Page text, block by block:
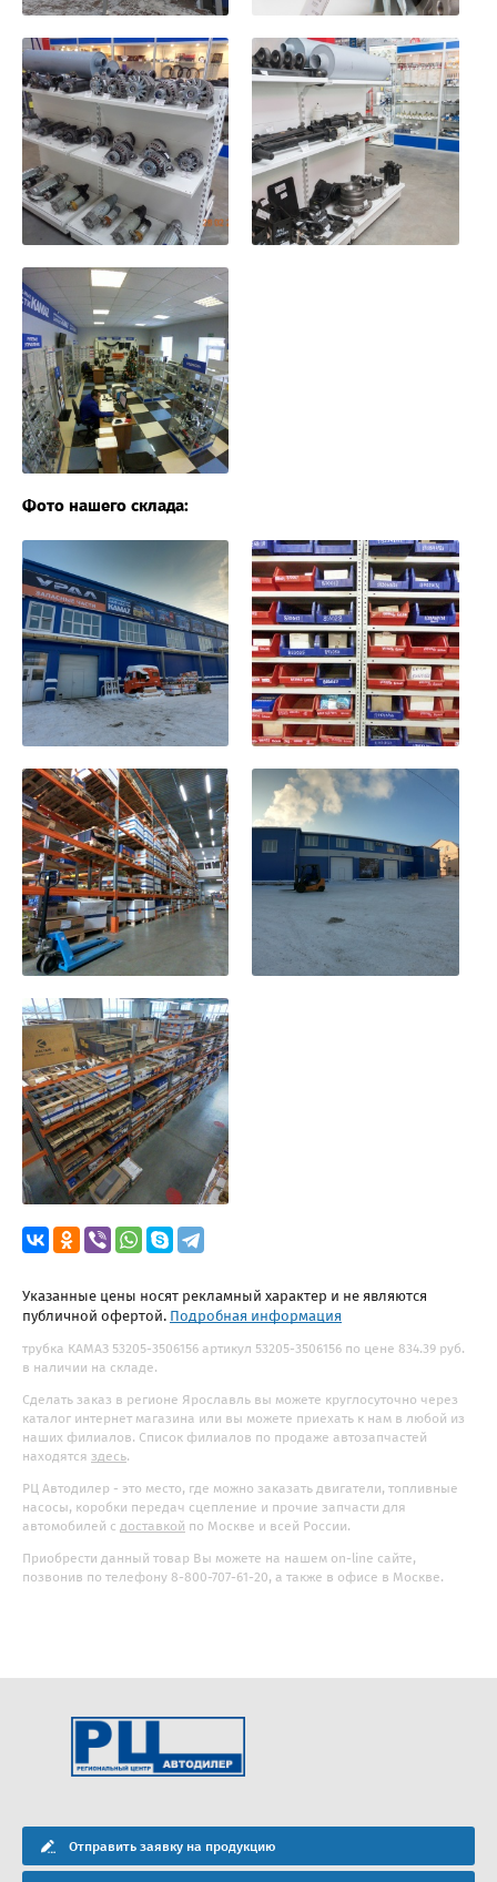
Фото нашего склада:
Указанные цены носят рекламный характер и не являются
публичной офертой. Подробная информация
трубка КАМАЗ 53205-3506156 артикул 53205-3506156 по цене 834.39 руб.
в наличии на складе.
Сделать заказ в регионе Ярославль вы можете круглосуточно через
каталог интернет магазина или вы можете приехать к нам в любой из
наших филиалов. Список филиалов по продаже автозапчастей
находятся здесь.
РЦ Автодилер - это место, где можно заказать двигатели, топливные
насосы, коробки передач сцепление и прочие запчасти для
автомобилей с доставкой по Москве и всей России.
Приобрести данный товар Вы можете на нашем on-line сайте,
позвонив по телефону 8-800-707-61-20, а также в офисе в Москве.
Отправить заявку на продукцию